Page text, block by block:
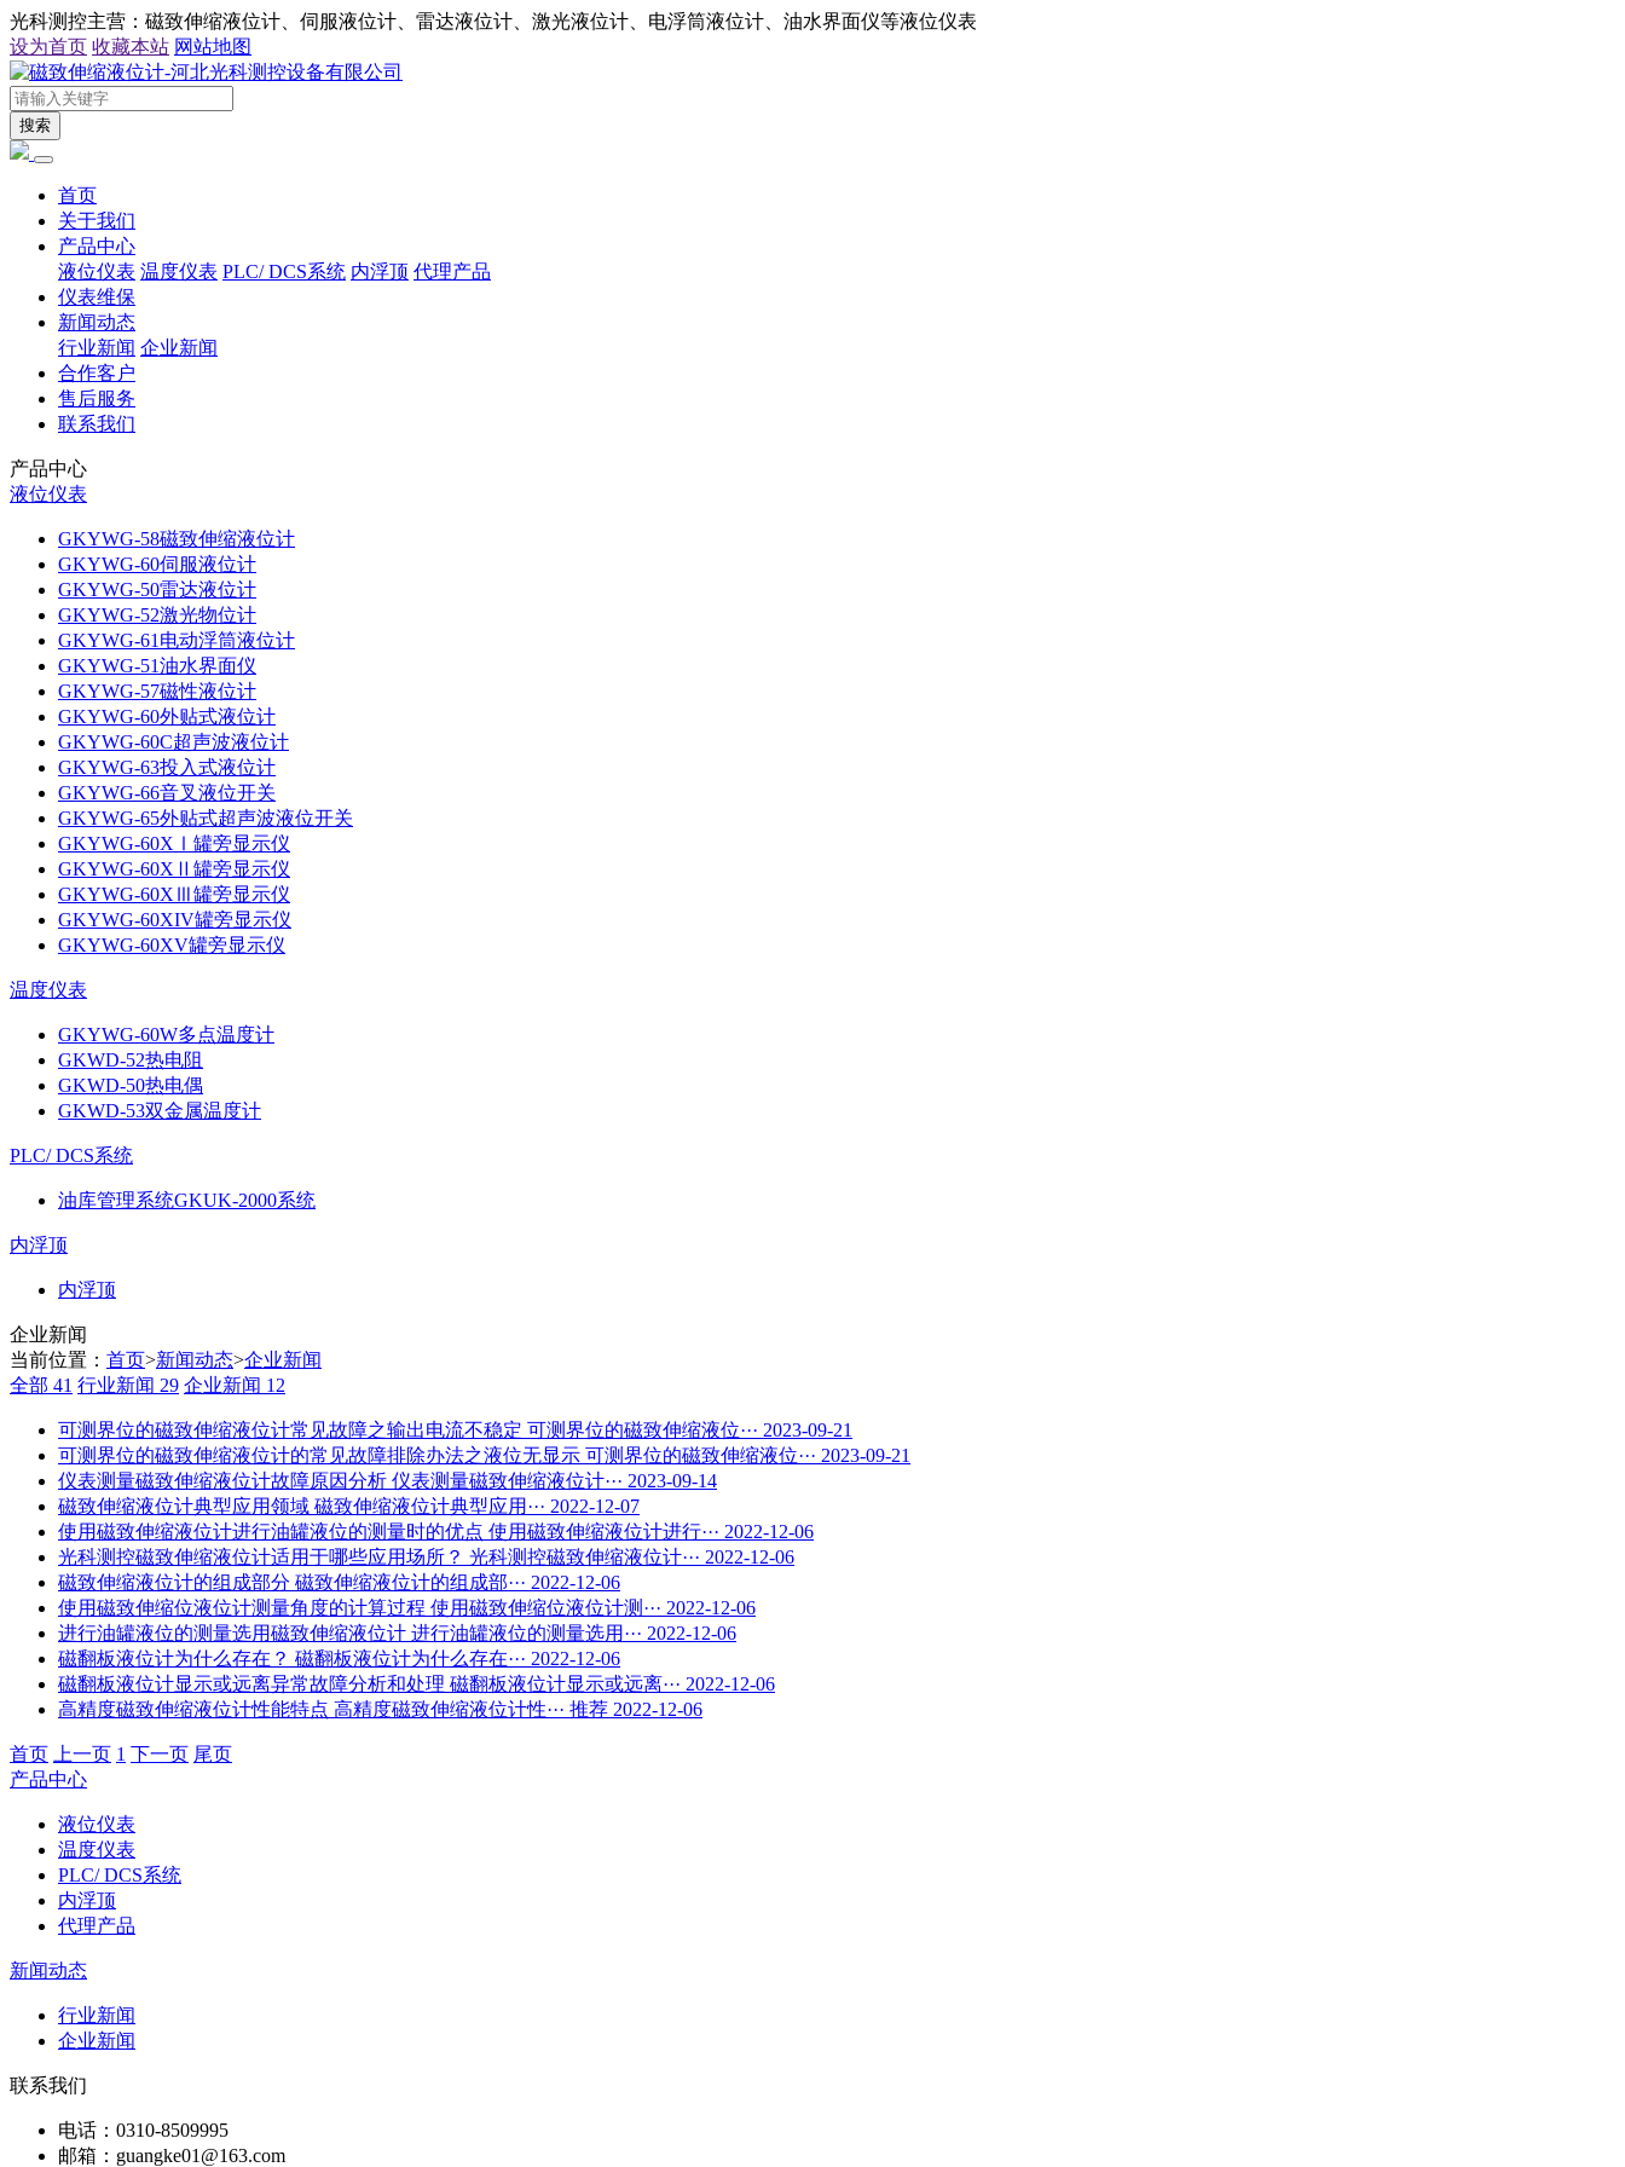
光科测控主营：磁致伸缩液位计、伺服液位计、雷达液位计、激光液位计、电浮筒液位计、油水界面仪等液位仪表
设为首页 收藏本站 网站地图
搜索
首页
关于我们
产品中心
液位仪表 温度仪表 PLC/ DCS系统 内浮顶 代理产品
仪表维保
新闻动态
行业新闻 企业新闻
合作客户
售后服务
联系我们
产品中心
液位仪表
GKYWG-58磁致伸缩液位计
GKYWG-60伺服液位计
GKYWG-50雷达液位计
GKYWG-52激光物位计
GKYWG-61电动浮筒液位计
GKYWG-51油水界面仪
GKYWG-57磁性液位计
GKYWG-60外贴式液位计
GKYWG-60C超声波液位计
GKYWG-63投入式液位计
GKYWG-66音叉液位开关
GKYWG-65外贴式超声波液位开关
GKYWG-60XⅠ罐旁显示仪
GKYWG-60XⅡ罐旁显示仪
GKYWG-60XⅢ罐旁显示仪
GKYWG-60XIV罐旁显示仪
GKYWG-60XV罐旁显示仪
温度仪表
GKYWG-60W多点温度计
GKWD-52热电阻
GKWD-50热电偶
GKWD-53双金属温度计
PLC/ DCS系统
油库管理系统GKUK-2000系统
内浮顶
内浮顶
企业新闻
当前位置： 首页>新闻动态>企业新闻
全部 41 行业新闻 29 企业新闻 12
可测界位的磁致伸缩液位计常见故障之输出电流不稳定 可测界位的磁致伸缩液位··· 2023-09-21
可测界位的磁致伸缩液位计的常见故障排除办法之液位无显示 可测界位的磁致伸缩液位··· 2023-09-21
仪表测量磁致伸缩液位计故障原因分析 仪表测量磁致伸缩液位计··· 2023-09-14
磁致伸缩液位计典型应用领域 磁致伸缩液位计典型应用··· 2022-12-07
使用磁致伸缩液位计进行油罐液位的测量时的优点 使用磁致伸缩液位计进行··· 2022-12-06
光科测控磁致伸缩液位计适用于哪些应用场所？ 光科测控磁致伸缩液位计··· 2022-12-06
磁致伸缩液位计的组成部分 磁致伸缩液位计的组成部··· 2022-12-06
使用磁致伸缩位液位计测量角度的计算过程 使用磁致伸缩位液位计测··· 2022-12-06
进行油罐液位的测量选用磁致伸缩液位计 进行油罐液位的测量选用··· 2022-12-06
磁翻板液位计为什么存在？ 磁翻板液位计为什么存在··· 2022-12-06
磁翻板液位计显示或远离异常故障分析和处理 磁翻板液位计显示或远离··· 2022-12-06
高精度磁致伸缩液位计性能特点 高精度磁致伸缩液位计性··· 推荐 2022-12-06
首页 上一页 1 下一页 尾页
产品中心
液位仪表
温度仪表
PLC/ DCS系统
内浮顶
代理产品
新闻动态
行业新闻
企业新闻
联系我们
电话：0310-8509995
邮箱：guangke01@163.com